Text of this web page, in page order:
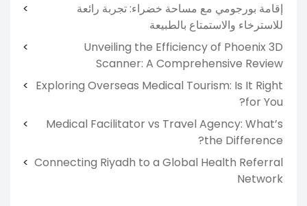
إقامة بورجومي مع مساحة خضراء: تجربة رائعة
للاسترخاء والاستمتاع بالطبيعة
Unveiling the Efficiency of Phoenix 3D
Scanner: A Comprehensive Review
Exploring Overseas Medical Tourism: Is It Right
for You?
Medical Facilitator vs Travel Agency: What’s
the Difference?
Connecting Riyadh to a Global Health Referral
Network